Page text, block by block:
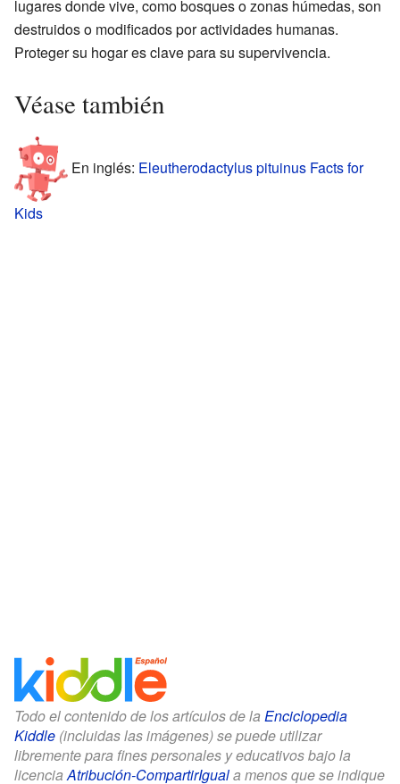
lugares donde vive, como bosques o zonas húmedas, son
destruidos o modificados por actividades humanas.
Proteger su hogar es clave para su supervivencia.
Véase también
En inglés: Eleutherodactylus pituinus Facts for
Kids
Todo el contenido de los artículos de la Enciclopedia
Kiddle (incluidas las imágenes) se puede utilizar
libremente para fines personales y educativos bajo la
licenciaAtribución-CompartirIguala menos que se indique